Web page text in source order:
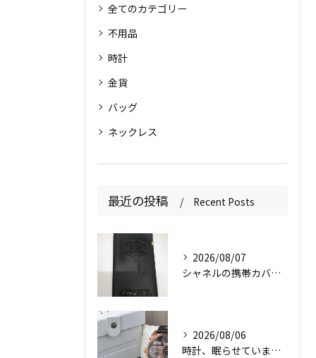
全てのカテゴリー
不用品
時計
金貨
バッグ
ネックレス
最近の投稿 Recent Posts
2026/08/07
シャネルの携帯カバー、お持ちいただきありがとうございます📱✨
2026/08/06
時計、眠らせていませんか？⌚️